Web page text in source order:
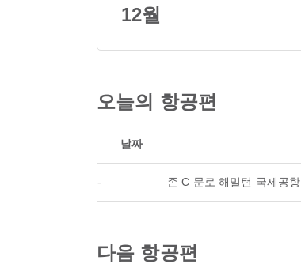
12월
오늘의 항공편
날짜
- 존 C 문로 해밀턴 국제공항
다음 항공편